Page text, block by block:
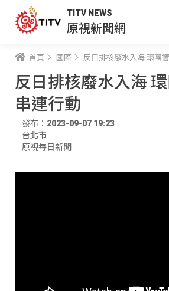
TITV NEWS
原視新聞網
首頁 國際 反日排核廢水入海 環團
反日排核廢水入海
串連行動
發布：2023-09-07 19:23
台北市
原視每日新聞